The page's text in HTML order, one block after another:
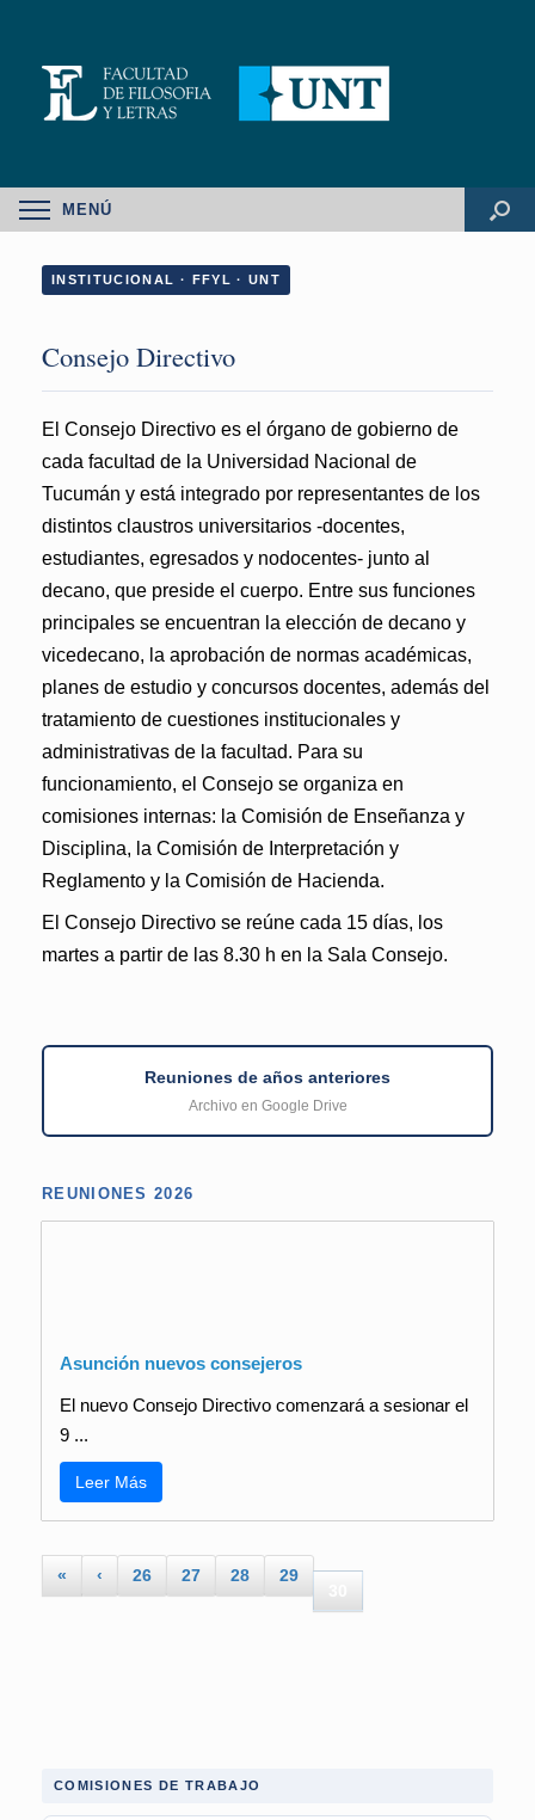
MENÚ
INSTITUCIONAL · FFYL · UNT
Consejo Directivo
El Consejo Directivo es el órgano de gobierno de
cada facultad de la Universidad Nacional de
Tucumán y está integrado por representantes de los
distintos claustros universitarios -docentes,
estudiantes, egresados y nodocentes- junto al
decano, que preside el cuerpo. Entre sus funciones
principales se encuentran la elección de decano y
vicedecano, la aprobación de normas académicas,
planes de estudio y concursos docentes, además del
tratamiento de cuestiones institucionales y
administrativas de la facultad. Para su
funcionamiento, el Consejo se organiza en
comisiones internas: la Comisión de Enseñanza y
Disciplina, la Comisión de Interpretación y
Reglamento y la Comisión de Hacienda.
El Consejo Directivo se reúne cada 15 días, los
martes a partir de las 8.30 h en la Sala Consejo.
Reuniones de años anteriores
Archivo en Google Drive
REUNIONES 2026
Asunción nuevos consejeros
El nuevo Consejo Directivo comenzará a sesionar el
9 ...
Leer Más
« ‹ 26 27 28
29
COMISIONES DE TRABAJO